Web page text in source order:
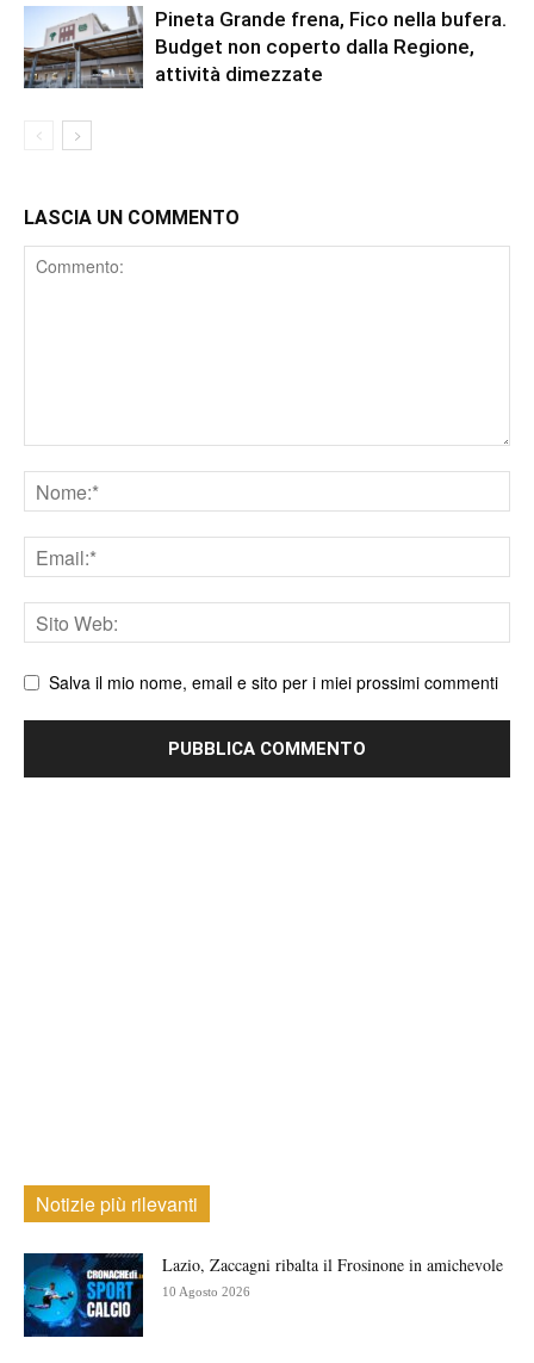
Pineta Grande frena, Fico nella bufera.
Budget non coperto dalla Regione,
attività dimezzate
LASCIA UN COMMENTO
Comment
Nome
Email
Sito
web
Salva il mio nome, email e sito per i miei prossimi commenti
Notizie più rilevanti
Lazio, Zaccagni ribalta il Frosinone in amichevole
10 Agosto 2026